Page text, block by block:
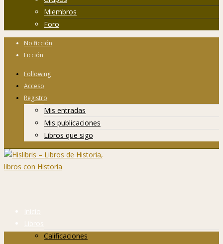
Miembros
Foro
No ficción
Ficción
Following
Acceso
Registro
Mis entradas
Mis publicaciones
Libros que sigo
Inicio
Libros
Calificaciones